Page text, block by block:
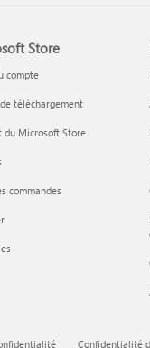
Store
compte
téléchargement
du Microsoft Store
commandes
Confidentialité